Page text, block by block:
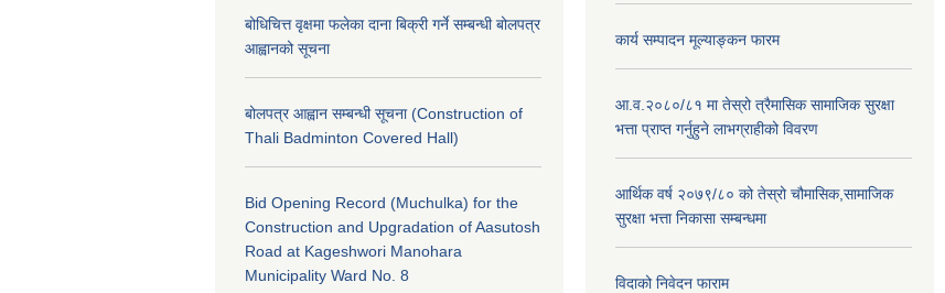
बोधिचित्त वृक्षमा फलेका दाना बिक्री गर्ने सम्बन्धी बोलपत्र
आह्वानको सूचना
बोलपत्र आह्वान सम्बन्धी सूचना (Construction of
Thali Badminton Covered Hall)
Bid Opening Record (Muchulka) for the
Construction and Upgradation of Aasutosh
Road at Kageshwori Manohara
Municipality Ward No. 8
कार्य सम्पादन मूल्याङ्कन फारम
आ.व.२०८०/८१ मा तेस्रो त्रैमासिक सामाजिक सुरक्षा
भत्ता प्राप्त गर्नुहुने लाभग्राहीको विवरण
आर्थिक वर्ष २०७९/८० को तेस्रो चौमासिक,सामाजिक
सुरक्षा भत्ता निकासा सम्बन्धमा
विदाको निवेदन फाराम